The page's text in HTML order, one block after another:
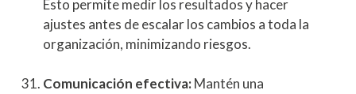
Esto permite medir los resultados y hacer
ajustes antes de escalar los cambios a toda la
organización, minimizando riesgos.
Comunicación efectiva:Mantén una